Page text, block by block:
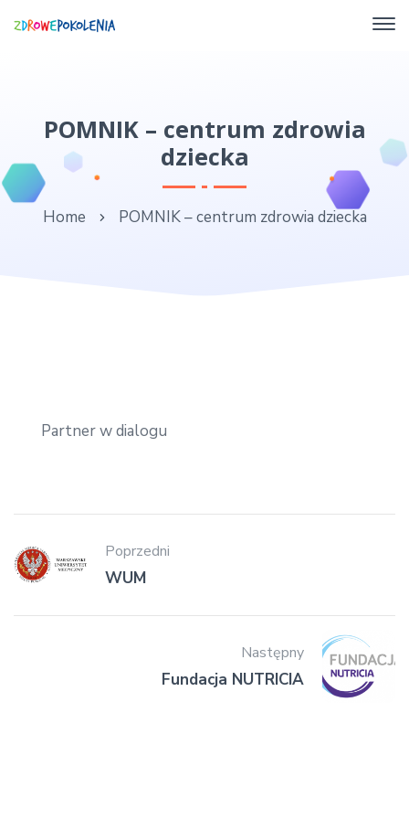
POMNIK – centrum zdrowia
dziecka
Home POMNIK – centrum zdrowia dziecka
Partner w dialogu
Poprzedni
WUM
Następny
Fundacja NUTRICIA